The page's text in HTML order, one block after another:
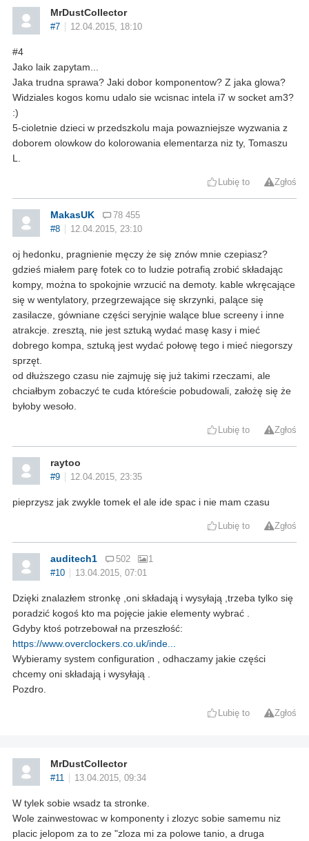
MrDustCollector
#7 12.04.2015, 18:10
#4
Jako laik zapytam...
Jaka trudna sprawa? Jaki dobor komponentow? Z jaka glowa?
Widziales kogos komu udalo sie wcisnac intela i7 w socket am3?
:)
5-cioletnie dzieci w przedszkolu maja powazniejsze wyzwania z
doborem olowkow do kolorowania elementarza niz ty, Tomaszu
L.
Lubię to Zgłoś
MakasUK
78 455
#8
12.04.2015, 23:10
oj hedonku, pragnienie męczy że się znów mnie czepiasz?
gdzieś miałem parę fotek co to ludzie potrafią zrobić składając
kompy, można to spokojnie wrzucić na demoty. kable wkręcające
się w wentylatory, przegrzewające się skrzynki, palące się
zasilacze, gówniane części seryjnie walące blue screeny i inne
atrakcje. zresztą, nie jest sztuką wydać masę kasy i mieć
dobrego kompa, sztuką jest wydać połowę tego i mieć niegorszy
sprzęt.
od dłuższego czasu nie zajmuję się już takimi rzeczami, ale
chciałbym zobaczyć te cuda któreście pobudowali, założę się że
byłoby wesoło.
Lubię to Zgłoś
raytoo
#9 12.04.2015, 23:35
pieprzysz jak zwykle tomek el ale ide spac i nie mam czasu
Lubię to Zgłoś
auditech1 502
1
#10
13.04.2015, 07:01
Dzięki znalazłem stronkę ,oni składają i wysyłają ,trzeba tylko się
poradzić kogoś kto ma pojęcie jakie elementy wybrać .
Gdyby ktoś potrzebował na przeszłość:
https://www.overclockers.co.uk/inde...
Wybieramy system configuration , odhaczamy jakie części
chcemy oni składają i wysyłają .
Pozdro.
Lubię to Zgłoś
MrDustCollector
#11 13.04.2015, 09:34
W tylek sobie wsadz ta stronke.
Wole zainwestowac w komponenty i zlozyc sobie samemu niz
placic jelopom za to ze "zloza mi za polowe tanio, a druga